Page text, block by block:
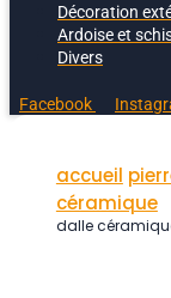
Décoration
Ardoise et
Divers
Facebook
accueil
céramique
dalle